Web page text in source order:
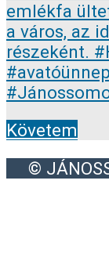
Követem
©